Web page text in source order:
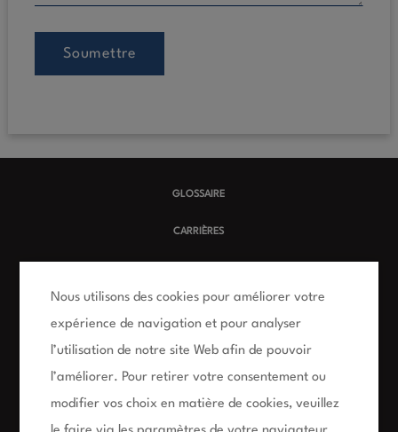
Soumettre
Nous utilisons des cookies pour améliorer votre
expérience de navigation et pour analyser
l’utilisation de notre site Web afin de pouvoir
l’améliorer. Pour retirer votre consentement ou
modifier vos choix en matière de cookies, veuillez
GLOSSAIRE
CARRIÈRES
POLITIQUE D’ACCESSIBILITÉ
POLITIQUE SUR LA VIE PRIVÉE
FAQ